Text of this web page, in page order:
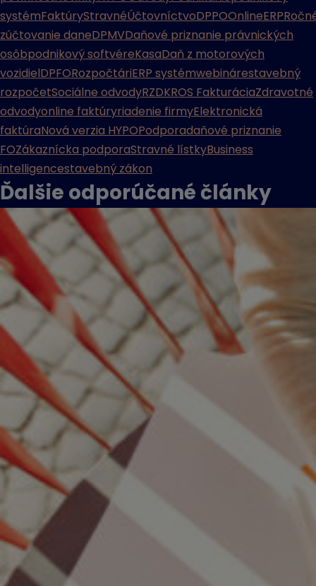
systémFaktúryStravnéÚčtovníctvoDPPOOnlineERP
zúčtovanie daneDPMVDaňové priznanie právnických
osôbpodnikový softvéreKasaDaň z motorových
vozidielDPFORozpočtáriERP systémwebinárestavebný
rozpočetSociálne odvodyRZDKROS FakturáciaZdravotné
odvodyonline faktúryriadenie firmyElektronická
faktúraNová verzia HYPOPodporadaňové priznanie
FOZákaznícka podporaStravné lístkyBusiness
intelligencestavebný zákon
Ďalšie odporúčané články